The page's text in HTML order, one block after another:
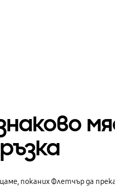
поканих Флетчър да